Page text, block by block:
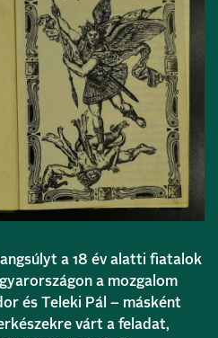
a 18 év alatti fiatalok
a mozgalom
és Teleki Pál – másként
várt a feladat,